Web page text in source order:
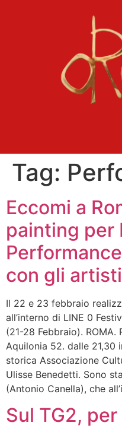
Tag:
Eccomi a
painting per
con gli
Il 22 e 23 febbraio
all’interno di LINE 0
(21-28 Febbraio). ROMA.
Aquilonia 52. dalle 21,30
storica Associazione
Ulisse Benedetti. Sono
(Antonio Canella), che
Sul TG2, per